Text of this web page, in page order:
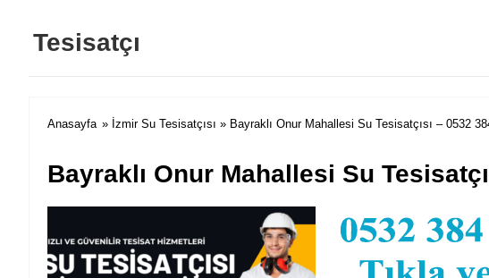
Tesisatçı
Anasayfa » İzmir Su Tesisatçısı » Bayraklı Onur Mahallesi Su Tesisatçısı – 0532
Bayraklı Onur Mahallesi Su